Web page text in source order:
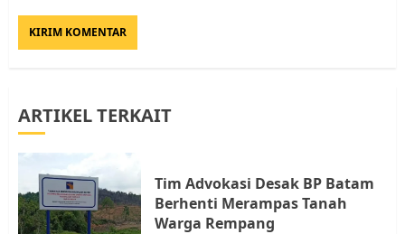
ARTIKEL TERKAIT
Tim Advokasi Desak BP Batam
Berhenti Merampas Tanah
Warga Rempang
4
Warga Rempang Ajukan
Resahkan Warga
JULI 17, 2026 0